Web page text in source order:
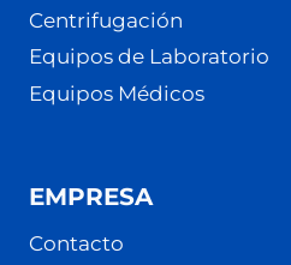
Centrifugación
Equipos de Laboratorio
Equipos Médicos
EMPRESA
Contacto